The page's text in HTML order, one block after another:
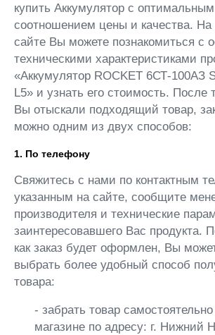
купить Аккумулятор с оптимальным
соотношением цены и качества.
сайте Вы можете познакомиться с
техническими характеристиками
«Аккумулятор ROCKET 6СТ-100АЗ
L5» и узнать его стоимость. После
Вы отыскали подходящий товар,
можно одним из двух способов:
1. По телефону
Свяжитесь с нами по контактным
указанным на сайте, сообщите
производителя и технические
заинтересовавшего Вас продукта.
как заказ будет оформлен, Вы
выбрать более удобный способ
товара:
- забрать товар
магазине по адресу: г. Нижний